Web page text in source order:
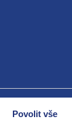
Povolit vše